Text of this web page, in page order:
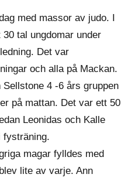
med massor av judo. I
tal ungdomar under
Det var
och alla på Mackan.
4 -6 års gruppen
på mattan. Det var ett 50
Leonidas och Kalle
fysträning.
magar fylldes med
lite av varje. Ann